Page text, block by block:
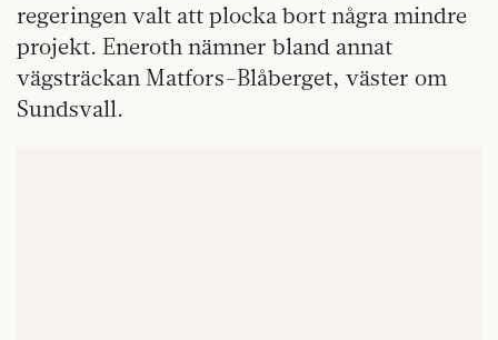
regeringen valt att plocka bort några mindre
projekt. Eneroth nämner bland annat
vägsträckan Matfors-Blåberget, väster om
Sundsvall.